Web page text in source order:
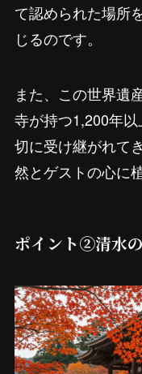
て認められた場所
じるのです。
また、この世界遺
寺が持つ1,200年
切に受け継がれて
然とゲストの心に
ポイント②清水